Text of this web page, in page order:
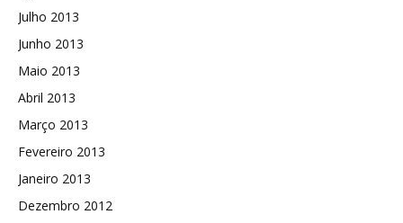
Julho 2013
Junho 2013
Maio 2013
Abril 2013
Março 2013
Fevereiro 2013
Janeiro 2013
Dezembro 2012